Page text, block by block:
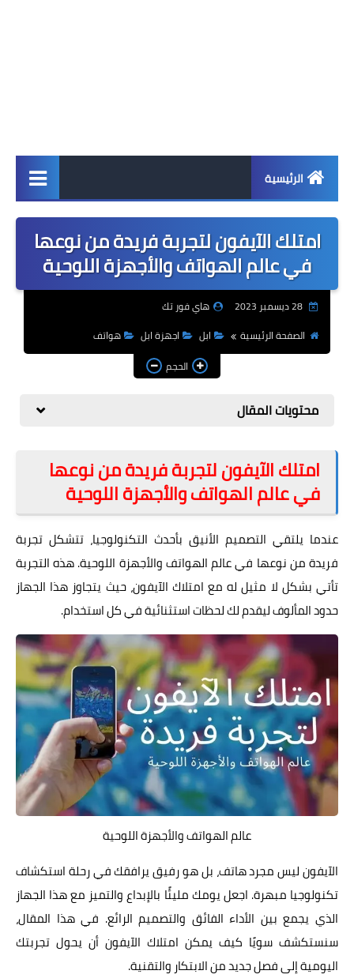
الرئيسية
اخبار
ابل
اندرويد
مراجعات
الربح من الانترنت
ذكاء اصطناعي
امتلك الآيفون لتجربة فريدة من نوعها
في عالم الهواتف والأجهزة اللوحية
28 ديسمبر 2023
هاي فور تك
الصفحة الرئيسية
ابل اجهزة ابل
هواتف
الحجم
محتويات المقال
امتلك الآيفون لتجربة فريدة من نوعها
في عالم الهواتف والأجهزة اللوحية
عندما يلتقي التصميم الأنيق بأحدث التكنولوجيا، تتشكل تجربة
فريدة من نوعها في عالم الهواتف والأجهزة اللوحية. هذه التجربة
تأتي بشكل لا مثيل له مع امتلاك الآيفون، حيث يتجاوز هذا الجهاز
حدود المألوف ليقدم لك لحظات استثنائية في كل استخدام.
عالم الهواتف والأجهزة اللوحية
الآيفون ليس مجرد هاتف، بل هو رفيق يرافقك في رحلة استكشاف
تكنولوجيا مبهرة. اجعل يومك مليئًا بالإبداع والتميز مع هذا الجهاز
الذي يجمع بين الأداء الفائق والتصميم الرائع. في هذا المقال،
سنستكشف سويًا كيف يمكن امتلاك الآيفون أن يحول تجربتك
اليومية إلى فصل جديد من الابتكار والتقنية.